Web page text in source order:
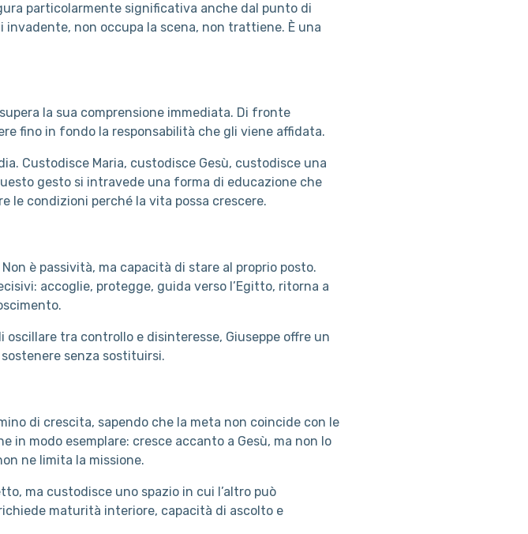
particolarmente significativa anche dal punto di
non occupa la scena, non trattiene. È una
la sua comprensione immediata. Di fronte
fino in fondo la responsabilità che gli viene affidata.
Custodisce Maria, custodisce Gesù, custodisce una
gesto si intravede una forma di educazione che
le condizioni perché la vita possa crescere.
è passività, ma capacità di stare al proprio posto.
accoglie, protegge, guida verso l’Egitto, ritorna a
tra controllo e disinteresse, Giuseppe offre un
senza sostituirsi.
di crescita, sapendo che la meta non coincide con le
in modo esemplare: cresce accanto a Gesù, ma non lo
ne limita la missione.
ma custodisce uno spazio in cui l’altro può
maturità interiore, capacità di ascolto e